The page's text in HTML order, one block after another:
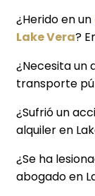
¿Herido en un
Lake Vera?
¿Necesita un
transporte
¿Sufrió un
alquiler en
¿Se ha
abogado en